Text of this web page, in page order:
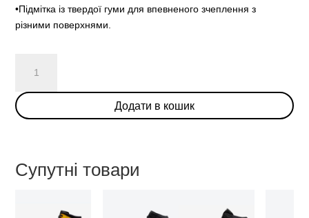
•Підмітка із твердої гуми для впевненого зчеплення з
різними поверхнями.
Jordan
1
Mid
кількість
Додати в кошик
Супутні товари